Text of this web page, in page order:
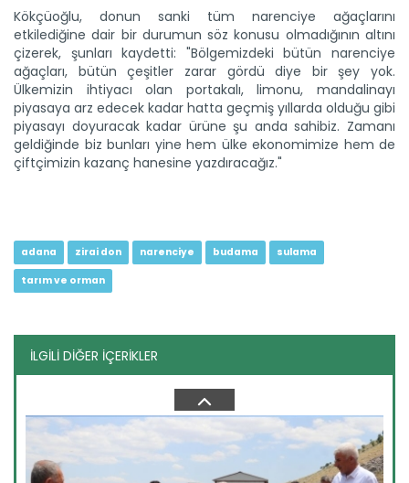
Kökçüoğlu, donun sanki tüm narenciye ağaçlarını
etkilediğine dair bir durumun söz konusu olmadığının altını
çizerek, şunları kaydetti: "Bölgemizdeki bütün narenciye
ağaçları, bütün çeşitler zarar gördü diye bir şey yok.
Ülkemizin ihtiyacı olan portakalı, limonu, mandalinayı
piyasaya arz edecek kadar hatta geçmiş yıllarda olduğu gibi
piyasayı doyuracak kadar ürüne şu anda sahibiz. Zamanı
geldiğinde biz bunları yine hem ülke ekonomimize hem de
çiftçimizin kazanç hanesine yazdıracağız."
adana zirai don narenciye budama sulama
tarım ve orman
İLGİLİ DİĞER İÇERİKLER
Kars’ın coğrafi işaretli...
Mera ve yaylalarında yoğun hayvancılık yapılan Kars
Çocukların yüzünü güldüren...
Bursa İl Tarım ve Orman Müdürlüğü mevsimlik tarım
Devamını Oku ->